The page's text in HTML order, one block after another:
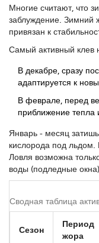
Многие считают, что
заблуждение. Зимний
привязан к
Самый активный клев
В декабре, сразу
адаптируется к
В феврале, перед
приближение тепла
Январь - месяц
кислорода под льдом.
Ловля возможна
воды (подледные
Сводная таблица
Сезон
Период
жора